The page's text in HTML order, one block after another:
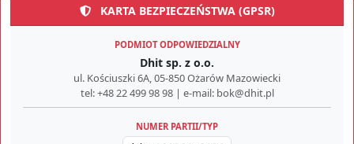
KARTA BEZPIECZEŃSTWA (GPSR)
PODMIOT ODPOWIEDZIALNY
Dhit sp. z o.o.
ul. Kościuszki 6A, 05-850 Ożarów Mazowiecki
tel: +48 22 499 98 98 | e-mail: bok@dhit.pl
NUMER PARTII/TYP